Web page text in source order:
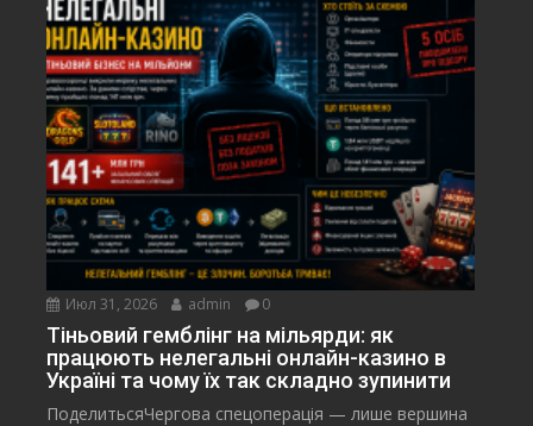
Июл 31, 2026 admin 0
Тіньовий гемблінг на мільярди: як
працюють нелегальні онлайн-казино в
Україні та чому їх так складно зупинити
ПоделитьсяЧергова спецоперація — лише вершина